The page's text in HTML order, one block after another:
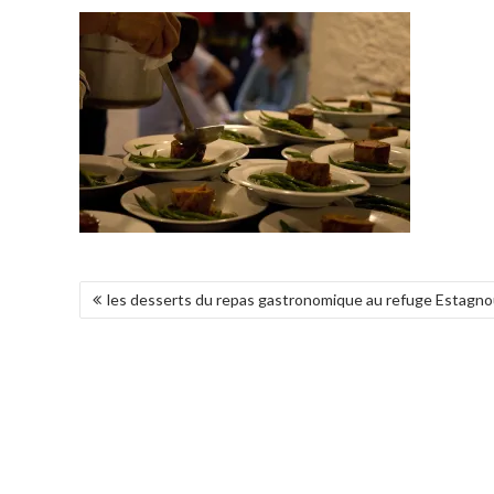
NAVIGATION
DE
les desserts du repas gastronomique au refuge